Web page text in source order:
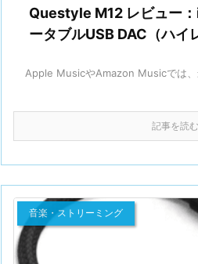
Questyle M12 レビュー
ータブルUSB DAC（ハイ
Apple MusicやAmazon Musicでは
記事を読む
音楽・ストリーミング